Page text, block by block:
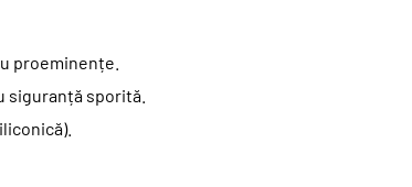
proeminențe.
siguranță sporită.